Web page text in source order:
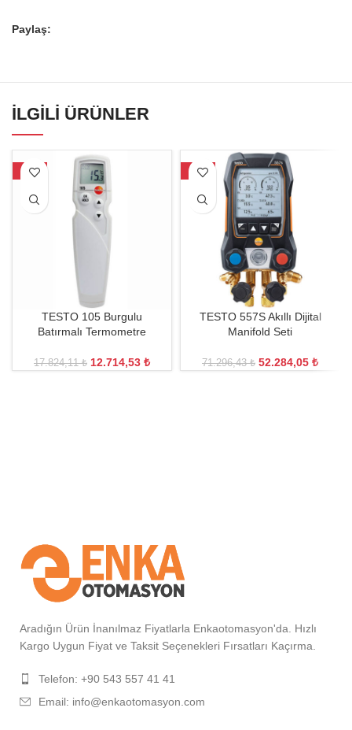
Paylaş:
İLGILI ÜRÜNLER
-29%
TESTO 105 Burgulu
Batırmalı Termometre
17.824,11₺ 12.714,53 ₺
-27%
TESTO 557S Akıllı Dijital
Manifold Seti
71.296,43₺ 52.284,05 ₺
Aradığın Ürün İnanılmaz Fiyatlarla Enkaotomasyon'da. Hızlı
Kargo Uygun Fiyat ve Taksit Seçenekleri Fırsatları Kaçırma.
Telefon: +90 543 557 41 41
Email: info@enkaotomasyon.com